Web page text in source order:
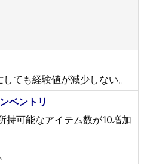
ても経験値が減少しない。
ベントリ
持可能なアイテム数が10増加